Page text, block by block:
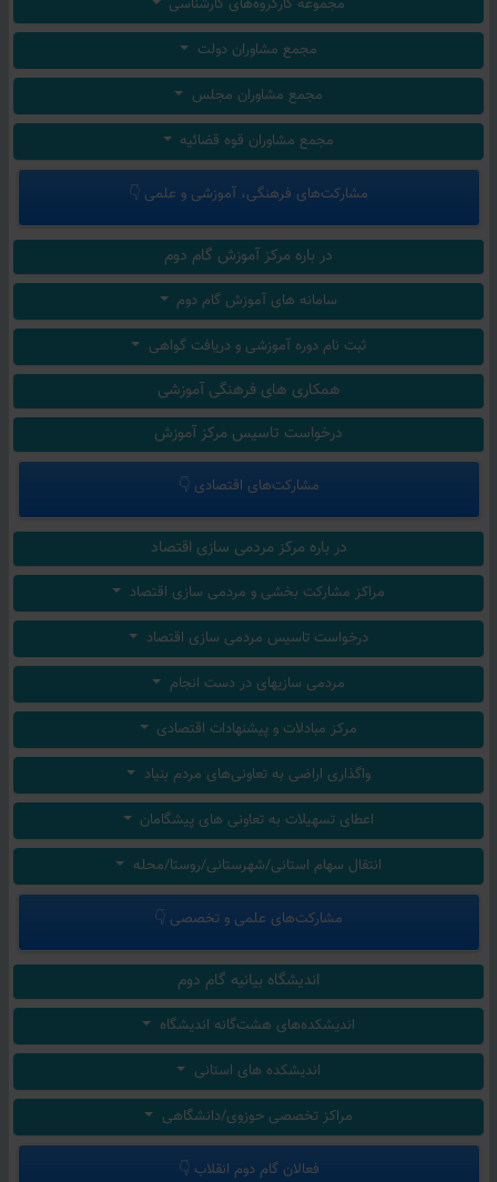
گفتگوی دکتر ذوعلم رئیس اندیشگاه بیانیه گام دوم در باره همایش بیانیه گام دوم 1404
گزارش پنجمین همایش بیانیه گام دوم - حلقه‌های میانی، بستر نقش‌آفرینی جوانان
به یاد معمار کبیر انقلاب، استوار بر آرمان‌ها، پیشرو در گام دوم
مجموعه کارگروه‌های کارشناسی
مجمع مشاوران دولت
مجمع مشاوران مجلس
مجمع مشاوران قوه قضائیه
مشارکت‌های فرهنگی، آموزشی و علمی 👇
در باره مرکز آموزش گام دوم
سامانه های آموزش گام دوم
ثبت نام دوره‌ آموزشی و دریافت گواهی
همکاری های فرهنگی آموزشی
درخواست تاسیس مرکز آموزش
مشارکت‌های اقتصادی 👇
در باره مرکز مردمی سازی اقتصاد
مراکز مشارکت بخشی و مردمی سازی اقتصاد
درخواست تاسیس مردمی سازی اقتصاد
مردمی سازیهای در دست انجام
مرکز مبادلات و پیشنهادات اقتصادی
واگذاری اراضی به تعاونی‌های مردم بنیاد
اعطای تسهیلات به تعاونی های پیشگامان
انتقال سهام استانی/شهرستانی/روستا/محله
مشارکت‌های علمی و تخصصی 👇
اندیشگاه بیانیه گام دوم
اندیشکده‌های هشت‌گانه اندیشگاه
اندیشکده های استانی
مراکز تخصصی حوزوی/دانشگاهی
فعالان گام دوم انقلاب 👇